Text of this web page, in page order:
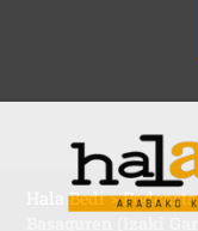
Hala Bedi>Podcasts